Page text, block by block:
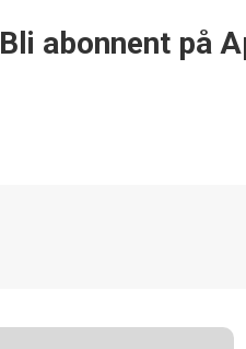
Bli abonnent på